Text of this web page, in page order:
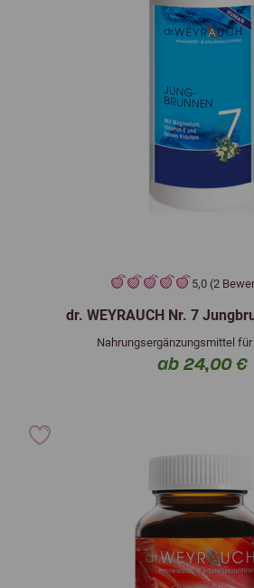
5,0 (2
dr. WEYRAUCH Nr. 7
Nahrungsergänzungsmittel
ab 24,00 €